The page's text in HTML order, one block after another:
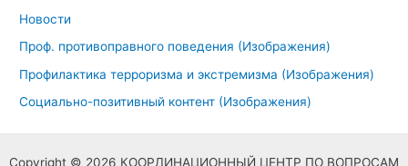
Новости
Проф. противоправного поведения (Изображения)
Профилактика терроризма и экстремизма (Изображения)
Социально-позитивный контент (Изображения)
Copyright © 2026 КООРДИНАЦИОННЫЙ ЦЕНТР ПО ВОПРОСАМ